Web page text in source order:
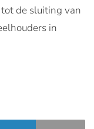
de sluiting van
in